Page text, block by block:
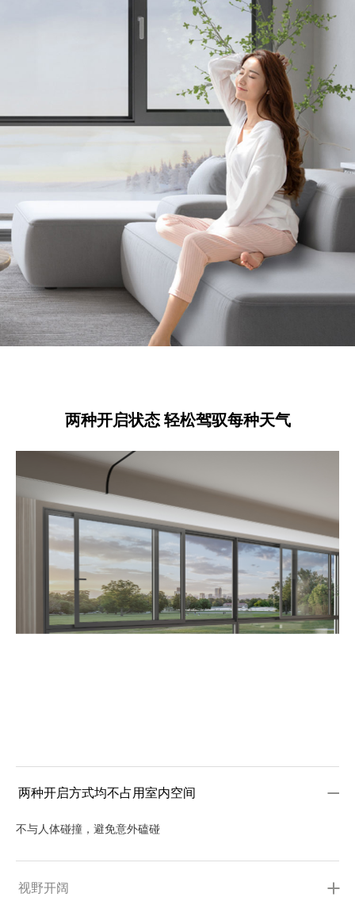
两种开启状态 轻松驾驭每种天气
两种开启方式均不占用室内空间
不与人体碰撞，避免意外磕碰
视野开阔